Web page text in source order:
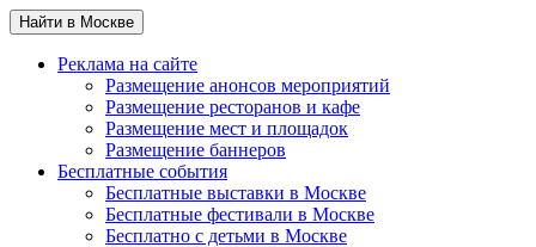
Найти в Москве
Реклама на сайте
Размещение анонсов мероприятий
Размещение ресторанов и кафе
Размещение мест и площадок
Размещение баннеров
Бесплатные события
Бесплатные выставки в Москве
Бесплатные фестивали в Москве
Бесплатно с детьми в Москве